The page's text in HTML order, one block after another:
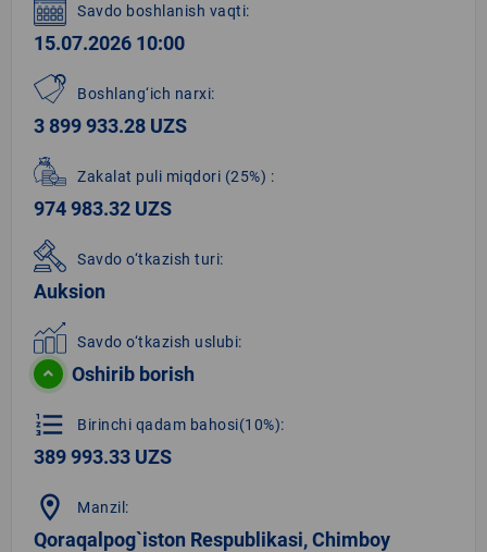
Savdo boshlanish vaqti:
15.07.2026 10:00
Boshlang‘ich narxi:
3 899 933.28 UZS
Zakalat puli miqdori (25%) :
974 983.32 UZS
Savdo o‘tkazish turi:
Auksion
Savdo o‘tkazish uslubi:
Oshirib borish
format_list_numbered Birinchi qadam bahosi(10%):
389 993.33 UZS
location_on Manzil:
Qoraqalpog`iston Respublikasi, Chimboy